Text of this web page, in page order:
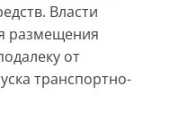
Власти
размещения
от
транспортно-